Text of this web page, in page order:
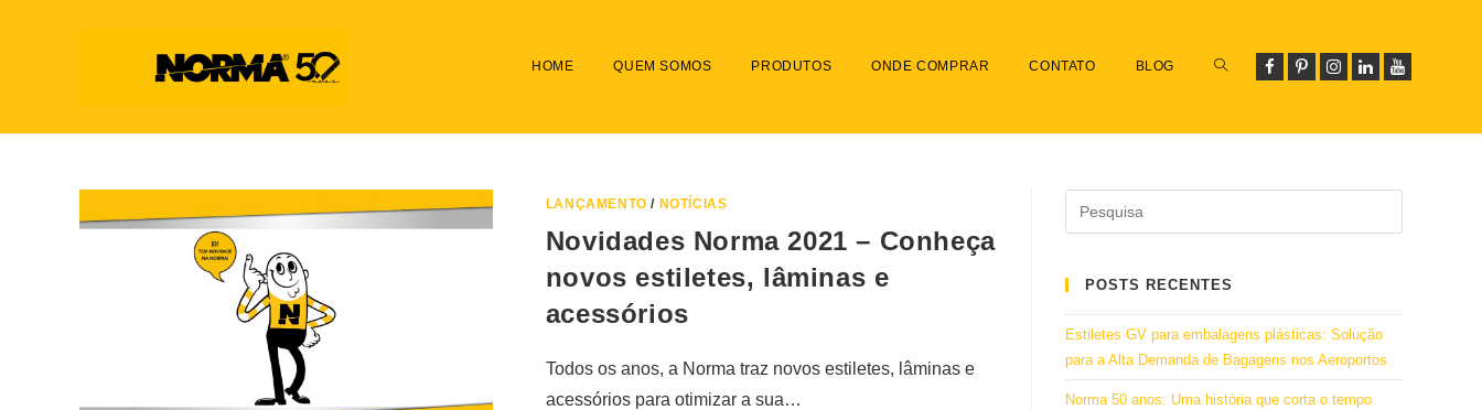
HOME QUEM SOMOS PRODUTOS ONDE COMPRAR CONTATO BLOG
LANÇAMENTO / NOTÍCIAS
Novidades Norma 2021 – Conheça
novos estiletes, lâminas e
acessórios
Todos os anos, a Norma traz novos estiletes, lâminas e
acessórios para otimizar a sua…
POSTS RECENTES
Estiletes GV para embalagens plásticas: Solução
para a Alta Demanda de Bagagens nos Aeroportos
Norma 50 anos: Uma história que corta o tempo